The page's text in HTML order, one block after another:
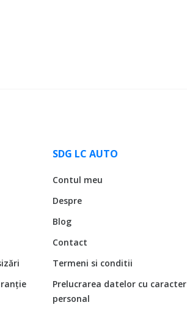
SDG LC AUTO
Contul meu
Despre
Blog
Contact
Termeni si conditii
Prelucrarea datelor cu caracter
personal